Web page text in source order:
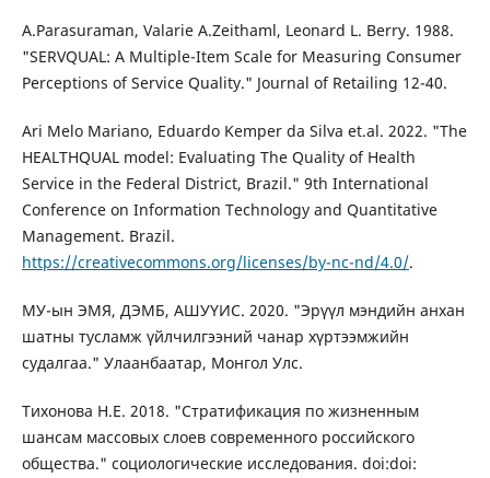
A.Parasuraman, Valarie A.Zeithaml, Leonard L. Berry. 1988.
"SERVQUAL: A Multiple-Item Scale for Measuring Consumer
Perceptions of Service Quality." Journal of Retailing 12-40.
Ari Melo Mariano, Eduardo Kemper da Silva et.al. 2022. "The
HEALTHQUAL model: Evaluating The Quality of Health
Service in the Federal District, Brazil." 9th International
Conference on Information Technology and Quantitative
Management. Brazil.
https://creativecommons.org/licenses/by-nc-nd/4.0/.
МУ-ын ЭМЯ, ДЭМБ, АШУҮИС. 2020. "Эрүүл мэндийн анхан
шатны тусламж үйлчилгээний чанар хүртээмжийн
судалгаа." Улаанбаатар, Монгол Улс.
Тихонова Н.Е. 2018. "Стратификация по жизненным
шансам массовых слоев современного российского
общества." социологические исследования. doi:doi: